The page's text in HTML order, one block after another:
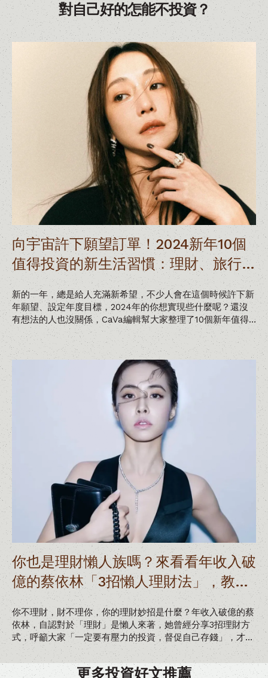
對自己好的怎能不投資？
向宇宙許下願望訂單！2024新年10個
值得投資的新生活習慣：理財、旅行、
人脈，這項絕對要優先！
新的一年，總是給人充滿新希望，不少人會在這個時候許下新
年願望、設定年度目標，2024年的你想實現些什麼呢？還沒
有想法的人也沒關係，CaVa編輯幫大家整理了10個新年值得
投資的新生活習慣，健康、時間、興趣、財富、工作等各面向
都有！
你也是理財懶人族嗎？來看看年收入破
億的蔡依林「3招懶人理財法」，教你
簡單累積財富
你不理財，財不理你，你的理財妙招是什麼？年收入破億的蔡
依林，自認對於「理財」是懶人來著，她曾經分享3招理財方
式，呼籲大家「一定要有壓力的投資，督促自己存錢」，才是
最有效的方法，以下帶你了解她靠哪些方式累積財富。
更多投資好文推薦